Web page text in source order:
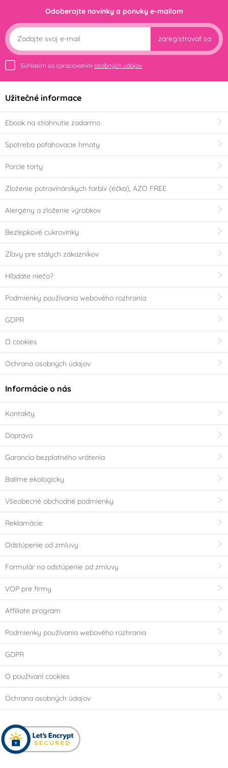
Odoberajte novinky a ponuky e-mailom
zaregistrovať sa
Súhlasím so spracovaním osobných údajov
Užitečné informace
Ebook na stiahnutie zadarmo
Spotreba poťahovacie hmoty
Porcie torty
Zloženie potravinárskych farbív (éčka), AZO FREE
Alergény a zloženie výrobkov
Bezlepkové cukrovinky
Zľavy pre stálych zákazníkov
Hľadáte niečo?
Podmienky používania webového rozhrania
GDPR
O cookies
Ochrana osobných údajov
Informácie o nás
Kontakty
Doprava
Garancia bezplatného vrátenia
Balíme ekologicky
Všeobecné obchodné podmienky
Reklamácie
Odstúpenie od zmluvy
Formulár na odstúpenie od zmluvy
VOP pre firmy
Affiliate program
Podmienky používania webového rozhrania
GDPR
O používaní cookies
Ochrana osobných údajov